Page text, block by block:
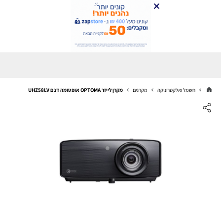
חשמל ואלקטרוניקה מקרנים מקרן לייזר OPTOMA אופטומה דגם UHZ58LV